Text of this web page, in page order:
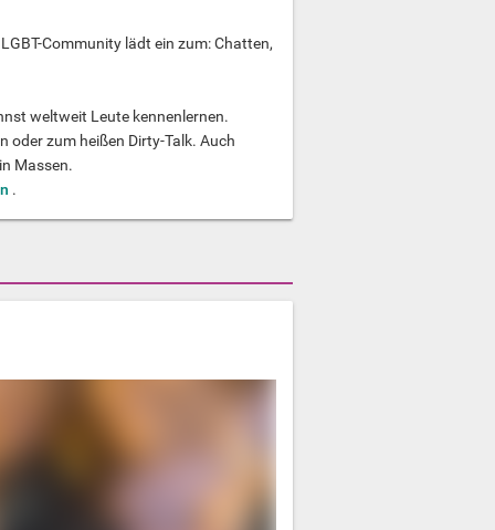
Community lädt ein zum: Chatten,
weltweit Leute kennenlernen.
oder zum heißen Dirty-Talk. Auch
Massen.
.